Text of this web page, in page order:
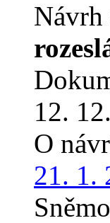
Návrh
12.
O
21. 1.